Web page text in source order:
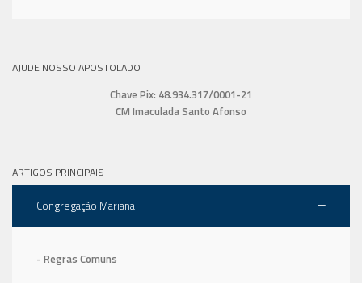
AJUDE NOSSO APOSTOLADO
Chave Pix: 48.934.317/0001-21
CM Imaculada Santo Afonso
ARTIGOS PRINCIPAIS
Congregação Mariana
- Regras Comuns